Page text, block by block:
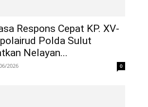
Respons Cepat KP. XV-
Polda Sulut
Nelayan...
2026 0